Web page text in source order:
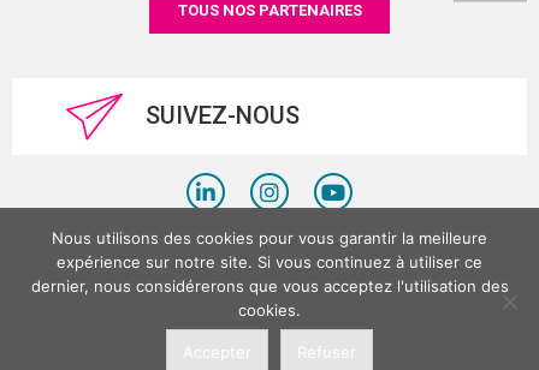
TOUS NOS PARTENAIRES
SUIVEZ-NOUS
Politique de confidentialité
Mentions légales
Nous utilisons des cookies pour vous garantir la meilleure
expérience sur notre site. Si vous continuez à utiliser ce
dernier, nous considérerons que vous acceptez l'utilisation des
cookies.
Accepter Refuser